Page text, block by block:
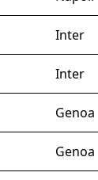
Inter
Inter
Genoa
Genoa